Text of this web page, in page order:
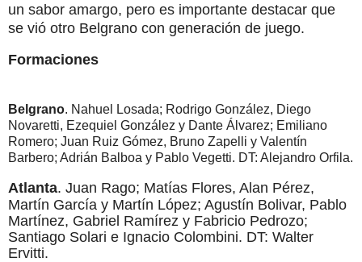
un sabor amargo, pero es importante destacar que
se vió otro Belgrano con generación de juego.
Formaciones
Belgrano. Nahuel Losada; Rodrigo González, Diego
Novaretti, Ezequiel González y Dante Álvarez; Emiliano
Romero; Juan Ruiz Gómez, Bruno Zapelli y Valentín
Barbero; Adrián Balboa y Pablo Vegetti. DT: Alejandro Orfila.
Atlanta. Juan Rago; Matías Flores, Alan Pérez,
Martín García y Martín López; Agustín Bolivar, Pablo
Martínez, Gabriel Ramírez y Fabricio Pedrozo;
Santiago Solari e Ignacio Colombini. DT: Walter
Ervitti.